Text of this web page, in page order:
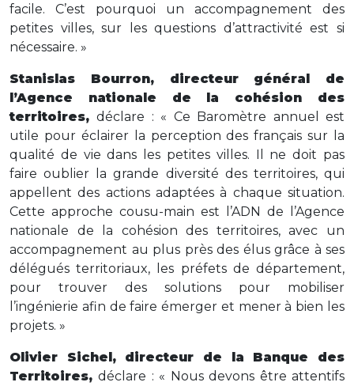
facile. C’est pourquoi un accompagnement des
petites villes, sur les questions d’attractivité est si
nécessaire. »
Stanislas Bourron, directeur général de
l’Agence nationale de la cohésion des
territoires, déclare : « Ce Baromètre annuel est
utile pour éclairer la perception des français sur la
qualité de vie dans les petites villes. Il ne doit pas
faire oublier la grande diversité des territoires, qui
appellent des actions adaptées à chaque situation.
Cette approche cousu-main est l’ADN de l’Agence
nationale de la cohésion des territoires, avec un
accompagnement au plus près des élus grâce à ses
délégués territoriaux, les préfets de département,
pour trouver des solutions pour mobiliser
l’ingénierie afin de faire émerger et mener à bien les
projets. »
Olivier Sichel, directeur de la Banque des
Territoires, déclare : « Nous devons être attentifs